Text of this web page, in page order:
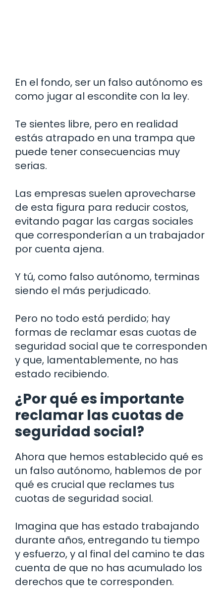
En el fondo, ser un falso autónomo es
como jugar al escondite con la ley.
Te sientes libre, pero en realidad
estás atrapado en una trampa que
puede tener consecuencias muy
serias.
Las empresas suelen aprovecharse
de esta figura para reducir costos,
evitando pagar las cargas sociales
que corresponderían a un trabajador
por cuenta ajena.
Y tú, como falso autónomo, terminas
siendo el más perjudicado.
Pero no todo está perdido; hay
formas de reclamar esas cuotas de
seguridad social que te corresponden
y que, lamentablemente, no has
estado recibiendo.
¿Por qué es importante
reclamar las cuotas de
seguridad social?
Ahora que hemos establecido qué es
un falso autónomo, hablemos de por
qué es crucial que reclames tus
cuotas de seguridad social.
Imagina que has estado trabajando
durante años, entregando tu tiempo
y esfuerzo, y al final del camino te das
cuenta de que no has acumulado los
derechos que te corresponden.